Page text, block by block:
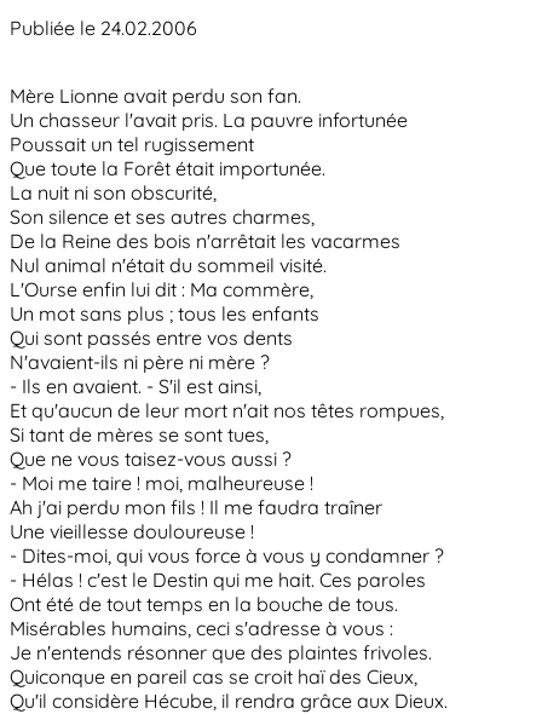
Publiée le 24.02.2006
Mère Lionne avait perdu son fan.
Un chasseur l'avait pris. La pauvre infortunée
Poussait un tel rugissement
Que toute la Forêt était importunée.
La nuit ni son obscurité,
Son silence et ses autres charmes,
De la Reine des bois n'arrêtait les vacarmes
Nul animal n'était du sommeil visité.
L'Ourse enfin lui dit : Ma commère,
Un mot sans plus ; tous les enfants
Qui sont passés entre vos dents
N'avaient-ils ni père ni mère ?
- Ils en avaient. - S'il est ainsi,
Et qu'aucun de leur mort n'ait nos têtes rompues,
Si tant de mères se sont tues,
Que ne vous taisez-vous aussi ?
- Moi me taire ! moi, malheureuse !
Ah j'ai perdu mon fils ! Il me faudra traîner
Une vieillesse douloureuse !
- Dites-moi, qui vous force à vous y condamner ?
- Hélas ! c'est le Destin qui me hait. Ces paroles
Ont été de tout temps en la bouche de tous.
Misérables humains, ceci s'adresse à vous :
Je n'entends résonner que des plaintes frivoles.
Quiconque en pareil cas se croit haï des Cieux,
Qu'il considère Hécube, il rendra grâce aux Dieux.